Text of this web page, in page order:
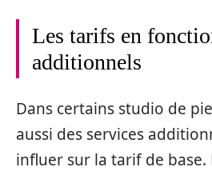
Les tarifs en
additionnels
Dans certains studio de
aussi des services
influer sur la tarif de base.